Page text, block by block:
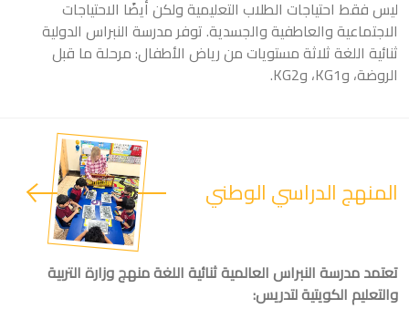
ليس فقط احتياجات الطلاب التعليمية ولكن أيضًا الاحتياجات
الاجتماعية والعاطفية والجسدية. توفر مدرسة النبراس الدولية
ثنائية اللغة ثلاثة مستويات من رياض الأطفال: مرحلة ما قبل
الروضة، وKG1، وKG2.
المنهج الدراسي الوطني
تعتمد مدرسة النبراس العالمية ثنائية اللغة منهج وزارة التربية
والتعليم الكويتية لتدريس: